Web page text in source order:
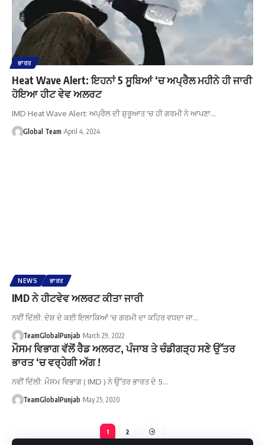
ਭਾਰਤ
Heat Wave Alert: ਇਹਨਾਂ 5 ਸੂਬਿਆਂ ‘ਚ ਅਪ੍ਰੈਲ ਮਹੀਨੇ ਹੀ ਜਾਰੀ
ਹੋਇਆ ਹੀਟ ਵੇਵ ਅਲਰਟ
IMD Heat Wave Alert: ਅਪ੍ਰੈਲ ਦੀ ਸ਼ੁਰੂਆਤ 'ਚ ਹੀ ਗਰਮੀ ਨੇ ਆਪਣਾ…
Global Team April 4, 2024
NEWS ਭਾਰਤ
IMD ਨੇ ਹੀਟਵੇਵ ਅਲਰਟ ਕੀਤਾ ਜਾਰੀ
ਨਵੀਂ ਦਿੱਲੀ: ਦੇਸ਼ ਦੇ ਕਈ ਇਲਾਕਿਆਂ 'ਚ ਗਰਮੀ ਦਾ ਕਹਿਰ ਵਧਦਾ ਜਾ…
TeamGlobalPunjab March 29, 2022
ਮੌਸਮ ਵਿਭਾਗ ਵੱਲੋਂ ਰੈਡ ਅਲਰਟ, ਪੰਜਾਬ ਤੇ ਚੰਡੀਗੜ੍ਹ ਸਣੇ ਉੱਤਰ
ਭਾਰਤ ‘ਚ ਵਰ੍ਹੇਗੀ ਅੱਗ !
ਨਵੀਂ ਦਿੱਲੀ: ਮੌਸਮ ਵਿਭਾਗ ( IMD ) ਨੇ ਉੱਤਰ ਭਾਰਤ ਦੇ 5…
TeamGlobalPunjab May 25, 2020
1 2